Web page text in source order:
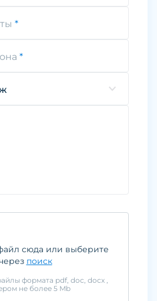
сюда или выберите
поиск
формата pdf, doc, docx ,
не более 5 Mb